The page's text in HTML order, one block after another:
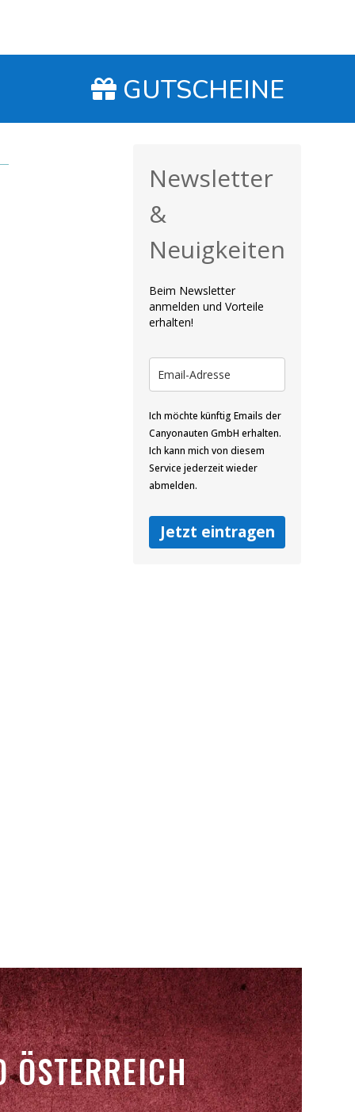
schon das 3.
unterwegs
GUTSCHEINE
Newsletter
&
Neuigkeiten
Beim Newsletter
anmelden und Vorteile
erhalten!
Ich möchte künftig Emails der
Canyonauten GmbH erhalten.
Ich kann mich von diesem
Service jederzeit wieder
abmelden.
Jetzt eintragen
ÖSTERREICH